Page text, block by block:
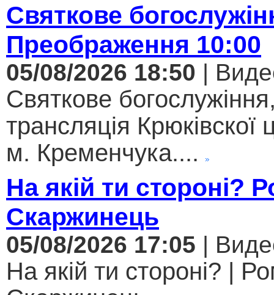
Святкове
Преображення 10:00
05/08/2026 18:50 |
Святкове
трансляція
м. Кременчука....
На якій ти стороні?
Скаржинець
05/08/2026 17:05 |
На якій ти стороні? |